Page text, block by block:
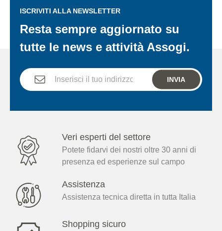
ISCRIVITI ALLA NEWSLETTER
Resta sempre aggiornato su
tutte le news e attività Assogi.
INVIA
Veri esperti del settore
Potete fidarvi dei nostri oltre 30 anni di
presenza ed esperienze sul campo
Assistenza
Assistenza tecnica diretta in tutta Italia
Shopping sicuro